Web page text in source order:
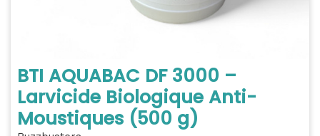
BTI AQUABAC DF 3000 –
Larvicide Biologique Anti-
Moustiques (500 g)